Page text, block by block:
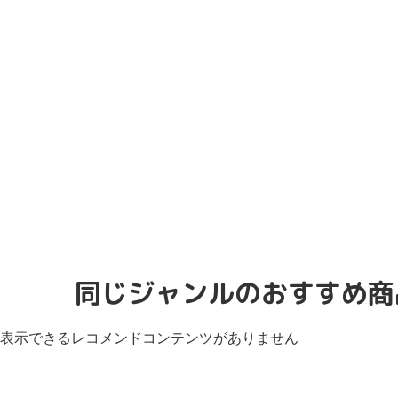
同じジャンルのおすすめ
表示できるレコメンドコンテンツがありません